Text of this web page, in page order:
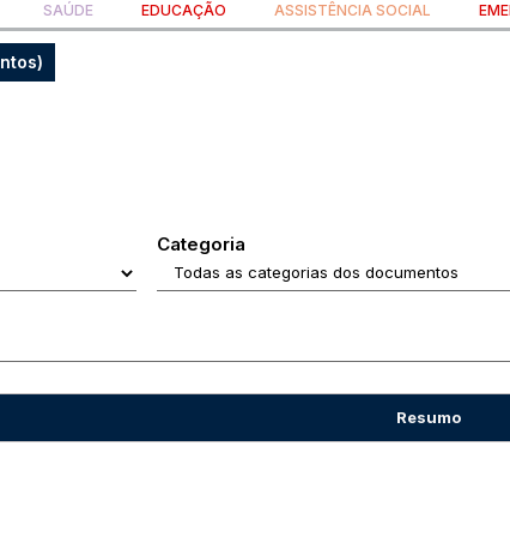
SAÚDE EDUCAÇÃO ASSISTÊNCIA SOCIAL
Categoria
Resumo